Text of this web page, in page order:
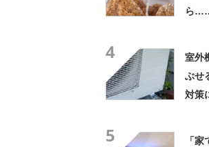
ら
4
室外
ぶせ
対策
5
「